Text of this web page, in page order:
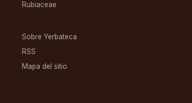
Rubiaceae
Sobre Yerbateca
RSS
Mapa del sitio